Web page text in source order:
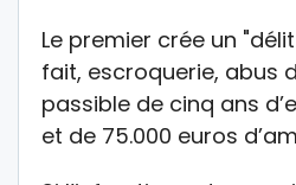
Le premier crée un
fait, escroquerie, abus
passible de cinq ans
et de 75.000 euros